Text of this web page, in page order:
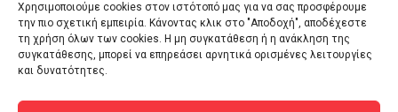
Χρησιμοποιούμε cookies στον ιστότοπό μας για να σας προσφέρουμε
την πιο σχετική εμπειρία. Κάνοντας κλικ στο "Αποδοχή", αποδέχεστε
τη χρήση όλων των cookies. Η μη συγκατάθεση ή η ανάκληση της
συγκατάθεσης, μπορεί να επηρεάσει αρνητικά ορισμένες λειτουργίες
και δυνατότητες.
Πολιτική cookies
Τρόποι Πληρωμής